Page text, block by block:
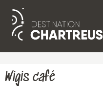
Aller
principal
Wigis café